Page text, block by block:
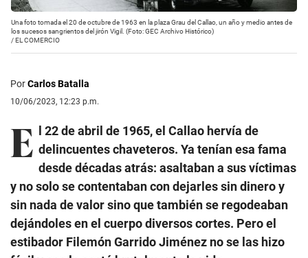
Una foto tomada el 20 de octubre de 1963 en la plaza Grau del Callao, un año y medio antes de
los sucesos sangrientos del jirón Vigil. (Foto: GEC Archivo Histórico)
/EL COMERCIO
PorCarlos Batalla
10/06/2023, 12:23 p.m.
E
l 22 de abril de 1965, el Callao hervía de
delincuentes chaveteros. Ya tenían esa fama
desde décadas atrás: asaltaban a sus víctimas
y no solo se contentaban con dejarles sin dinero y
sin nada de valor sino que también se regodeaban
dejándoles en el cuerpo diversos cortes. Pero el
estibador Filemón Garrido Jiménez no se las hizo